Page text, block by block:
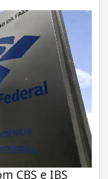
CBS e IBS